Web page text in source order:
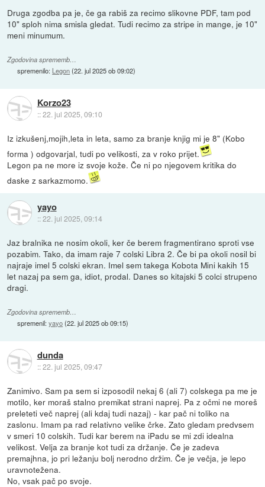
Druga zgodba pa je, če ga rabiš za recimo slikovne PDF, tam pod
10" sploh nima smisla gledat. Tudi recimo za stripe in mange, je 10"
meni minumum.
Zgodovina sprememb…
spremenilo: Legon(22. jul 2025 ob 09:02)
Korzo23
::22. jul 2025, 09:10
Iz izkušenj,mojih,leta in leta, samo za branje knjig mi je 8" (Kobo
forma ) odgovarjal, tudi po velikosti, za v roko prijet.
Legon pa ne more iz svoje kože. Če ni po njegovem kritika do
daske z sarkazmomo.
yayo
::22. jul 2025, 09:14
Jaz bralnika ne nosim okoli, ker če berem fragmentirano sproti vse
pozabim. Tako, da imam raje 7 colski Libra 2. Če bi pa okoli nosil bi
najraje imel 5 colski ekran. Imel sem takega Kobota Mini kakih 15
let nazaj pa sem ga, idiot, prodal. Danes so kitajski 5 colci strupeno
dragi.
Zgodovina sprememb…
spremenil:yayo(22. jul 2025 ob 09:15)
dunda
::22. jul 2025, 09:47
Zanimivo. Sam pa sem si izposodil nekaj 6 (ali 7) colskega pa me je
motilo, ker moraš stalno premikat strani naprej. Pa z očmi ne moreš
preleteti več naprej (ali kdaj tudi nazaj) - kar pač ni toliko na
zaslonu. Imam pa rad relativno velike črke. Zato gledam predvsem
v smeri 10 colskih. Tudi kar berem na iPadu se mi zdi idealna
velikost. Velja za branje kot tudi za držanje. Če je zadeva
premajhna, jo pri ležanju bolj nerodno držim. Če je večja, je lepo
uravnotežena.
No, vsak pač po svoje.